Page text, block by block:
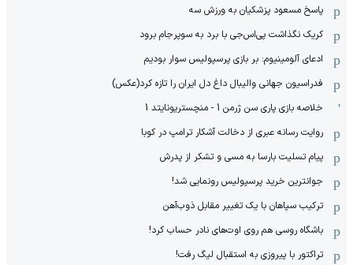
پاسخ مسعود پزشکیان به ورزش سه
کریک نگذاشت پی‌اس‌جی با برد به سوپرجام برود
ادعای آلومینیوم: بر بازی پرسپولیس سوار بودیم
فدراسیون جهانی والیبال داغ دل ایران را تازه کرد(عکس)
خلاصه بازی پاری سن ژرمن 1 - منچستریونایتد 1
روایت رسانه عبری از دخالت آشکار ترامپ در کوبا
پیام تسلیت بارسا به مسی و تشکر از پدرش
جوانترین خرید پرسپولیس رونمایی شد!
ترکیب سپاهان با یک تغییر مقابل ذوب‌آهن
باشگاه روسی هم روی اوت‌های نادر حساب کرد!
تراکتور با پیروزی به استقبال لیگ رفت!